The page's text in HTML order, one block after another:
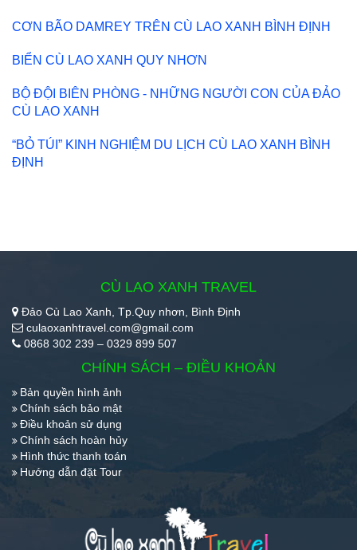
CƠN BÃO DAMREY TRÊN CÙ LAO XANH BÌNH ĐỊNH
BIỂN CÙ LAO XANH QUY NHƠN
BỘ ĐỘI BIÊN PHÒNG - NHỮNG NGƯỜI CON CỦA ĐẢO
CÙ LAO XANH
“BỎ TÚI” KINH NGHIỆM DU LỊCH CÙ LAO XANH BÌNH
ĐỊNH
CÙ LAO XANH TRAVEL
Đảo Cù Lao Xanh, Tp.Quy nhơn, Bình Định
culaoxanhtravel.com@gmail.com
0868 302 239 – 0329 899 507
CHÍNH SÁCH – ĐIỀU KHOẢN
Bản quyền hình ảnh
Chính sách bảo mật
Điều khoản sử dụng
Chính sách hoàn hủy
Hình thức thanh toán
Hướng dẫn đặt Tour